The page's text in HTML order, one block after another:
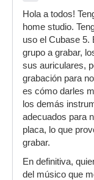
Hola a todos!
home studio.
uso el Cubase 5.
grupo a grabar,
sus auriculares,
grabación para
es cómo darles
los demás
adecuados para
placa, lo que
grabar.
En definitiva,
del músico que